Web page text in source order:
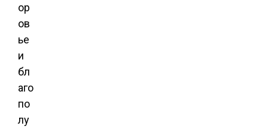
ор
ов
ье
и
бл
аго
по
лу